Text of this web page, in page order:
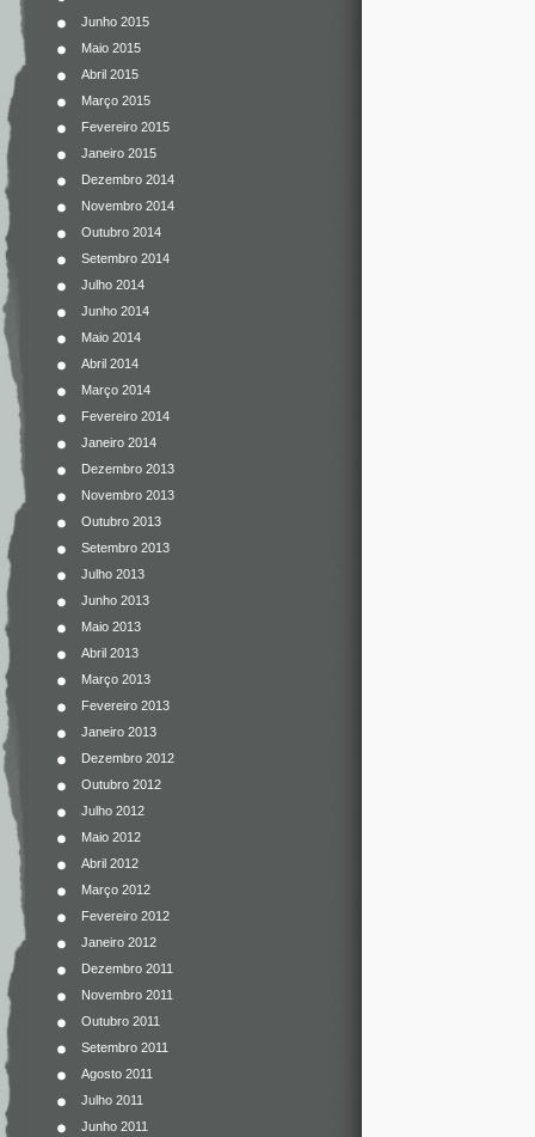
Junho 2015
Maio 2015
Abril 2015
Março 2015
Fevereiro 2015
Janeiro 2015
Dezembro 2014
Novembro 2014
Outubro 2014
Setembro 2014
Julho 2014
Junho 2014
Maio 2014
Abril 2014
Março 2014
Fevereiro 2014
Janeiro 2014
Dezembro 2013
Novembro 2013
Outubro 2013
Setembro 2013
Julho 2013
Junho 2013
Maio 2013
Abril 2013
Março 2013
Fevereiro 2013
Janeiro 2013
Dezembro 2012
Outubro 2012
Julho 2012
Maio 2012
Abril 2012
Março 2012
Fevereiro 2012
Janeiro 2012
Dezembro 2011
Novembro 2011
Outubro 2011
Setembro 2011
Agosto 2011
Julho 2011
Junho 2011